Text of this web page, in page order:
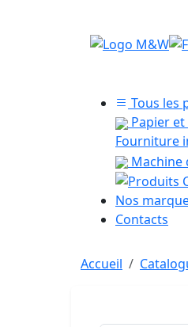
Tous les
Papier
Fourniture
Machine
Nos
Contacts
Accueil